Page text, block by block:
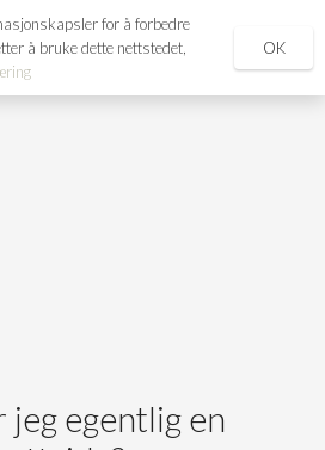
search
jeg egentlig en
for å forbedre
å bruke dette nettstedet,
OK